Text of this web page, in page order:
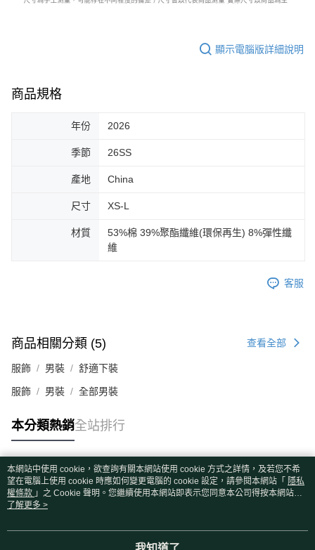
顯示電腦版詳細說明
商品規格
年份 2026
季節 26SS
產地 China
尺寸 XS-L
材質
53%棉 39%聚酯纖維(環保再生) 8%彈性纖
維
客服
商品相關分類 (5) 查看全部
服飾 男裝 舒適下裝
服飾 男裝 全部男裝
本分類熱銷全站排行
熱門標籤
本網站中使用 cookie，欲查詢有關本網站使用 cookie 方式之詳情，及若您不希
望在電腦上使用 cookie 時應如何變更電腦的 cookie 設定，請參閱本網站「 隱私
權條款 」之 Cookie 聲明。您繼續使用本網站即表示您同意本公司得按本網站使
用條款之 Cookie 聲明使用 cookie。
了解更多 >